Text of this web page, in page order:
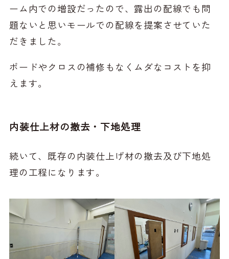
ーム内での増設だったので、露出の配線でも問
題ないと思いモールでの配線を提案させていた
だきました。
ボードやクロスの補修もなくムダなコストを抑
えます。
内装仕上材の撤去・下地処理
続いて、既存の内装仕上げ材の撤去及び下地処
理の工程になります。